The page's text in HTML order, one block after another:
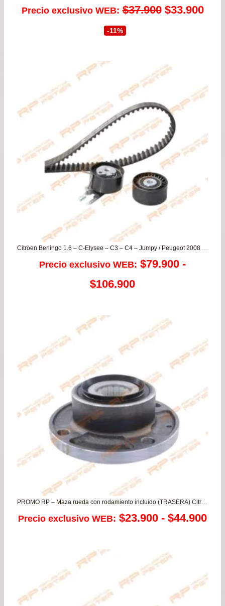
Precio exclusivo WEB: $37.900 El
era:
$37.900.
$33.900El
-11%
Citröen Berlingo 1.6 – C-Elysee – C3 – C4 – Jumpy / Peugeot 2008 – 207 – 208 – 3008 – 301 – 308 – Partner ..mas
Precio exclusivo WEB: $79.900 -
$106.900Rango
precios:
desde
$79.900
hasta
$106.900
PROMO RP – Maza rueda con rodamiento incluido (TRASERA) Citroen Berlingo – Xantia / Peugeot 405 – 406 – Partner
Precio exclusivo WEB: $23.900 - $44.900